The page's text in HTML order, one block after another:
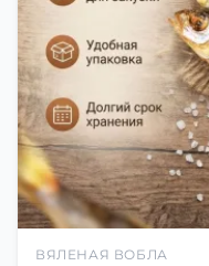
ВЯЛЕНАЯ ВОБЛА